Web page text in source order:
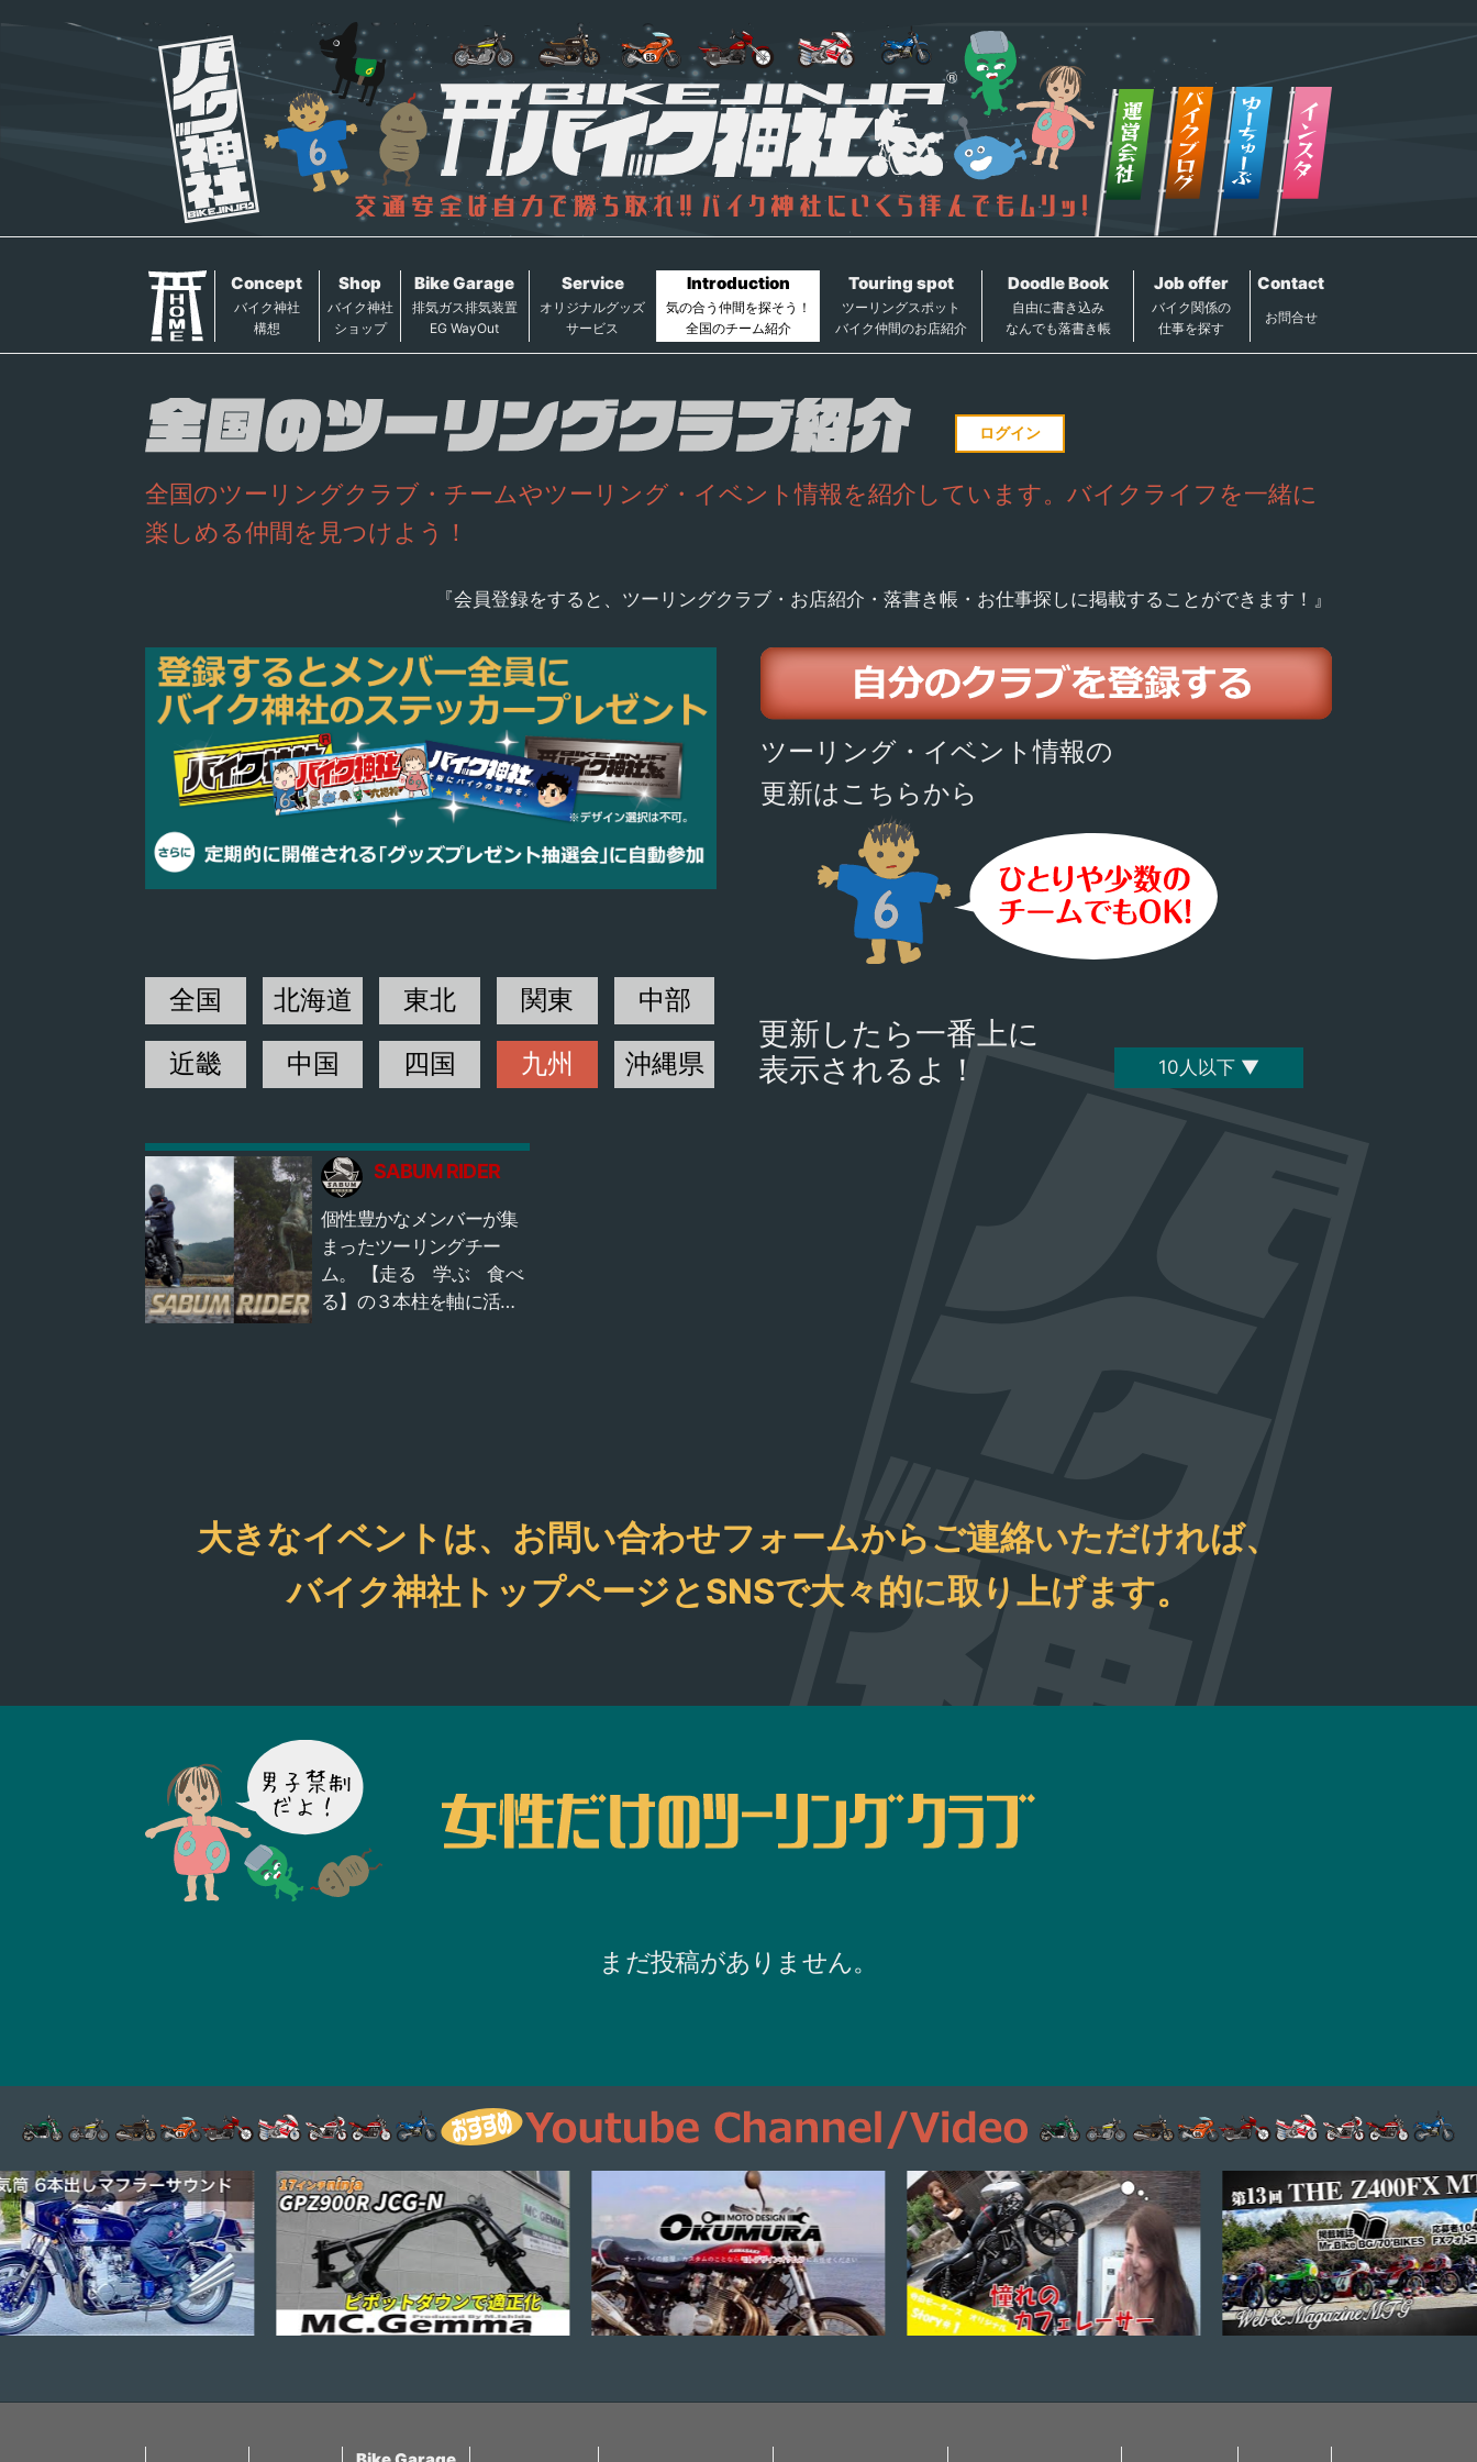
Concept
バイク神社
構想
Shop
バイク神社
ショップ
Bike Garage
排気ガス排気装置
EG WayOut
Service
オリジナルグッズ
サービス
Introduction
気の合う仲間を探そう！
全国のチーム紹介
Touring spot
ツーリングスポット
バイク仲間のお店紹介
Doodle Book
自由に書き込み
なんでも落書き帳
Job offer
バイク関係の
仕事を探す
Contact
お問合せ
ログイン
全国のツーリングクラブ・チームやツーリング・イベント情報を紹介しています。バイクライフを一緒に
楽しめる仲間を見つけよう！
『会員登録をすると、ツーリングクラブ・お店紹介・落書き帳・お仕事探しに掲載することができます！』
ツーリング・イベント情報の
更新はこちらから
全国 北海道 東北 関東
中部
近畿
中国 四国 九州 沖縄県
更新したら一番上に
表示されるよ！
10人以下 ▼
SABUM RIDER
個性豊かなメンバーが集
まったツーリングチー
ム。 【走る 学ぶ 食べ
る】の３本柱を軸に活動
すので是非！
大きなイベントは、お問い合わせフォームからご連絡いただければ、
バイク神社トップページとSNSで大々的に取り上げます。
まだ投稿がありません。